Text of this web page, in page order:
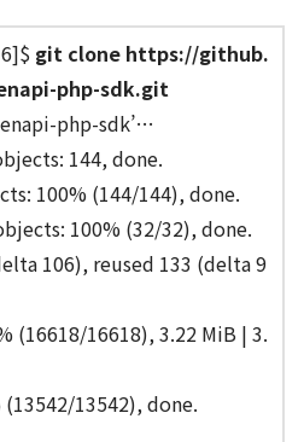
git clone https://github.
php-sdk.git
php-sdk’…
144, done.
100% (144/144), done.
100% (32/32), done.
106), reused 133 (delta 9
(16618/16618), 3.22 MiB | 3.
13542), done.